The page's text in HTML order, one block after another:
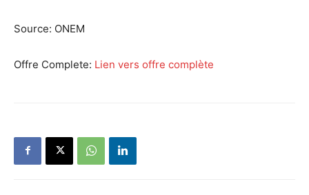
Source: ONEM
Offre Complete: Lien vers offre complète